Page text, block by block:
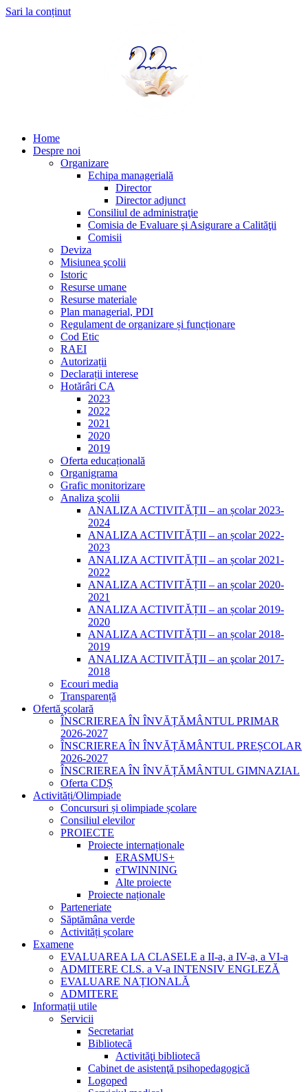
Sari la conținut
Home
Despre noi
Organizare
Echipa managerială
Director
Director adjunct
Consiliul de administraţie
Comisia de Evaluare şi Asigurare a Calităţii
Comisii
Deviza
Misiunea şcolii
Istoric
Resurse umane
Resurse materiale
Plan managerial, PDI
Regulament de organizare și funcționare
Cod Etic
RAEI
Autorizații
Declarații interese
Hotărâri CA
2023
2022
2021
2020
2019
Oferta educațională
Organigrama
Grafic monitorizare
Analiza şcolii
ANALIZA ACTIVITĂȚII – an școlar 2023-
2024
ANALIZA ACTIVITĂȚII – an școlar 2022-
2023
ANALIZA ACTIVITĂȚII – an școlar 2021-
2022
ANALIZA ACTIVITĂȚII – an școlar 2020-
2021
ANALIZA ACTIVITĂȚII – an școlar 2019-
2020
ANALIZA ACTIVITĂȚII – an școlar 2018-
2019
ANALIZA ACTIVITĂŢII – an şcolar 2017-
2018
Ecouri media
Transparență
Ofertă şcolară
ÎNSCRIEREA ÎN ÎNVĂȚĂMÂNTUL PRIMAR
2026-2027
ÎNSCRIEREA ÎN ÎNVĂȚĂMÂNTUL PREȘCOLAR
2026-2027
ÎNSCRIEREA ÎN ÎNVĂȚĂMÂNTUL GIMNAZIAL
Oferta CDȘ
Activități/Olimpiade
Concursuri și olimpiade școlare
Consiliul elevilor
PROIECTE
Proiecte internaționale
ERASMUS+
eTWINNING
Alte proiecte
Proiecte naționale
Parteneriate
Săptămâna verde
Activități școlare
Examene
EVALUAREA LA CLASELE a II-a, a IV-a, a VI-a
ADMITERE CLS. a V-a INTENSIV ENGLEZĂ
EVALUARE NAȚIONALĂ
ADMITERE
Informații utile
Servicii
Secretariat
Bibliotecă
Activităţi bibliotecă
Cabinet de asistenţă psihopedagogică
Logoped